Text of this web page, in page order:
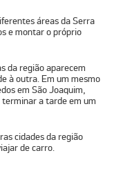
áreas da Serra
e montar o próprio
da região aparecem
à outra. Em um mesmo
em São Joaquim,
a tarde em um
cidades da região
de carro.